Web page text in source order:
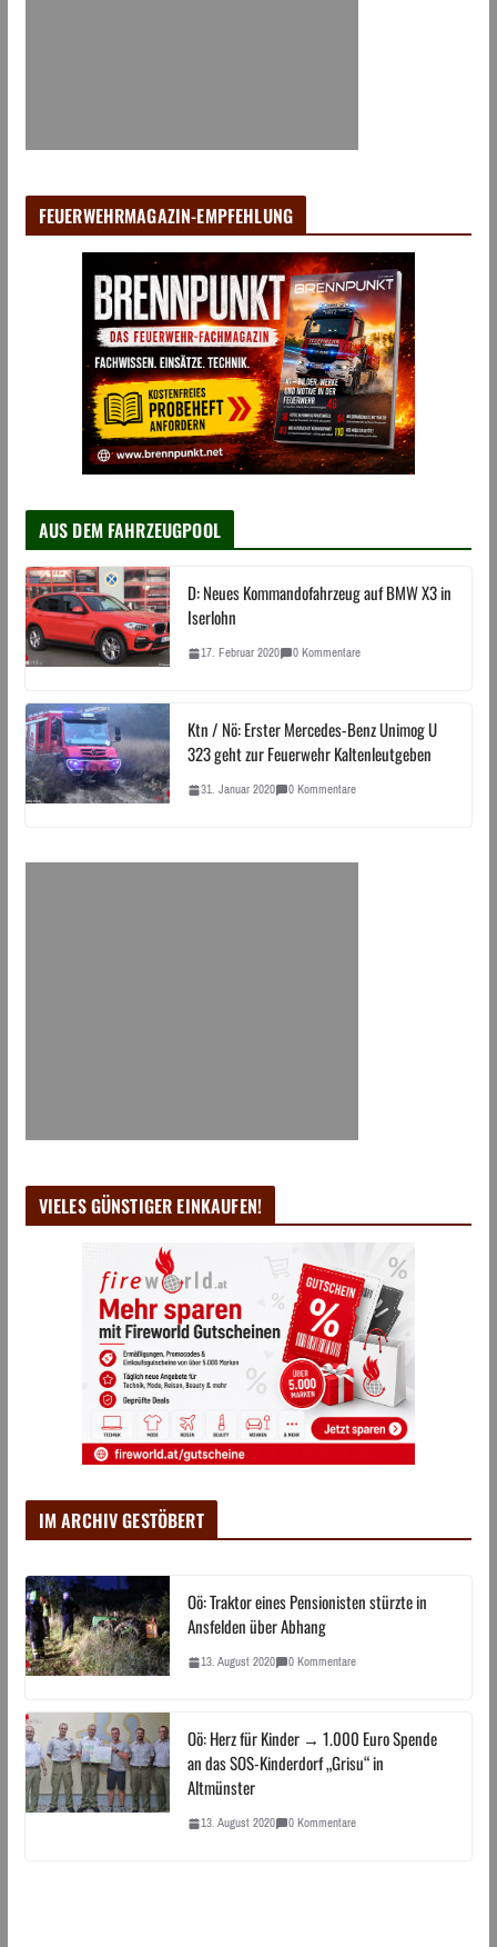
FEUERWEHRMAGAZIN-EMPFEHLUNG
AUS DEM FAHRZEUGPOOL
D: Neues Kommandofahrzeug auf BMW X3 in
Iserlohn
17. Februar 2020 0 Kommentare
Ktn / Nö: Erster Mercedes-Benz Unimog U
323 geht zur Feuerwehr Kaltenleutgeben
31. Januar 2020 0 Kommentare
VIELES GÜNSTIGER EINKAUFEN!
IM ARCHIV GESTÖBERT
Oö: Traktor eines Pensionisten stürzte in
Ansfelden über Abhang
13. August 2020 0 Kommentare
Oö: Herz für Kinder → 1.000 Euro Spende
an das SOS-Kinderdorf „Grisu“ in
Altmünster
13. August 2020 0 Kommentare